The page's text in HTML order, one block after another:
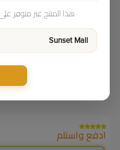
ادفع واستلم
هذا المنتج غير متوفر
Sunset Mall